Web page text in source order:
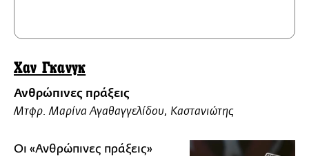
Χαν Γκανγκ
Ανθρώπινες πράξεις
Μτφρ. Μαρίνα Αγαθαγγελίδου, Καστανιώτης
Οι «Ανθρώπινες πράξεις»